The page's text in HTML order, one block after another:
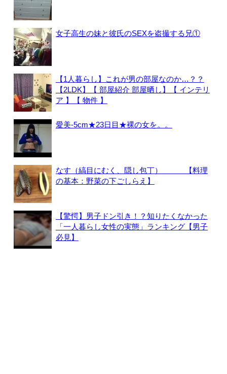
女子高生の妹と彼氏のSEXを盗撮する兄①
【1人暮らし】これが男の部屋なのか…？？
【2LDK】【 部屋紹介 部屋晒し】【 インテリ
ア 】【 物件 】
愛美-5cm★23日目★裸の女を。。
なす（縞目にむく、隠し包丁） 【料理
の基本：野菜の下ごしらえ】
【驚愕】男子ドン引き！？知りたくなかった
「一人暮らし女性の実態」ランキング【男子
必見】